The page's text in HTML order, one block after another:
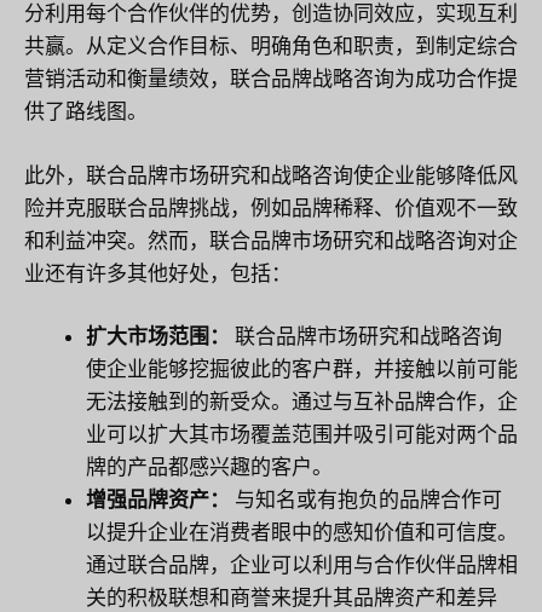
分利用每个合作伙伴的优势，创造协同效应，实现互利
共赢。从定义合作目标、明确角色和职责，到制定综合
营销活动和衡量绩效，联合品牌战略咨询为成功合作提
供了路线图。
此外，联合品牌市场研究和战略咨询使企业能够降低风
险并克服联合品牌挑战，例如品牌稀释、价值观不一致
和利益冲突。然而，联合品牌市场研究和战略咨询对企
业还有许多其他好处，包括：
扩大市场范围：
联合品牌市场研究和战略咨询
使企业能够挖掘彼此的客户群，并接触以前可能
无法接触到的新受众。通过与互补品牌合作，企
业可以扩大其市场覆盖范围并吸引可能对两个品
牌的产品都感兴趣的客户。
增强品牌资产：
与知名或有抱负的品牌合作可
以提升企业在消费者眼中的感知价值和可信度。
通过联合品牌，企业可以利用与合作伙伴品牌相
关的积极联想和商誉来提升其品牌资产和差异